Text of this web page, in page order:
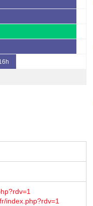
index.php?rdv=1